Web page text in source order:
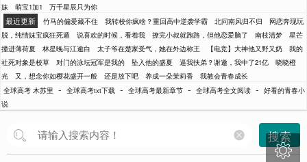
妹
萌宝1加1 万千星辰只为你
最近更新 竹马的偏爱藏不住 我转校你疯啥？重回高中逆袭学霸 北问南风归不归
网恋奔现玩
脱，纯情妹宝疯狂死遁
说喜欢的时候，看着我 撩完小叔就跑路，但他恋爱脑了 南枝清梦
星芒
撞进薄荷夏
林星晚与江逾白 太子爷在楚家受气，她在外边称王 【电竞】大神他又野又奶
我的
社死对象是校草
对门的泳坛冠军是我的 坠入他的盛夏 逼我扶弟？谢邀，我中了21亿
晓晓橙
光
又，想念你如樱花盛开一般 还是放下吧 养成一朵茉莉香
我教会青春成长
全球高考 木苏里 - 全球高考txt下载 - 全球高考最新章节 - 全球高考全文阅读 - 好看的青春小
说
搜索
